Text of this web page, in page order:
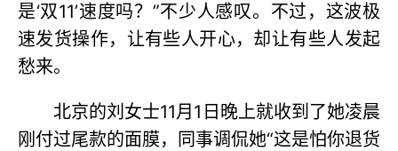
是‘双11’速度吗？”不少人感叹。不过，这波极
速发货操作，让有些人开心，却让有些人发起
愁来。
北京的刘女士11月1日晚上就收到了她凌晨
刚付过尾款的面膜，同事调侃她“这是怕你退货